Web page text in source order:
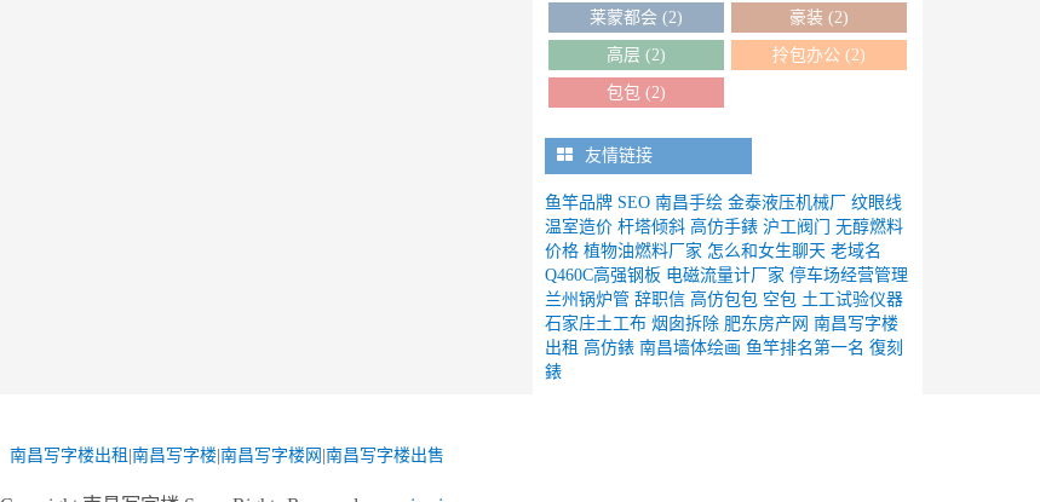
莱蒙都会 (2) 豪装 (2)
高层 (2) 拎包办公 (2)
包包(2)
友情链接
鱼竿品牌 SEO 南昌手绘 金泰液压机械厂
纹眼线
温室造价 杆塔倾斜 高仿手錶 沪工阀门
无醇燃料
价格 植物油燃料厂家 怎么和女生聊天 老域名
Q460C高强钢板 电磁流量计厂家 停车场经营管理
兰州锅炉管 辞职信 高仿包包 空包 土工试验仪器
石家庄土工布 烟囱拆除 肥东房产网 南昌写字楼
出租 高仿錶 南昌墙体绘画 鱼竿排名第一名 復刻
錶
南昌写字楼出租 南昌写字楼| 南昌写字楼网 南昌写字楼出售